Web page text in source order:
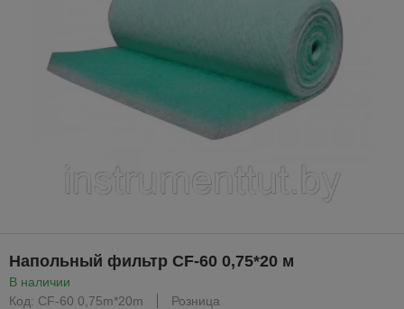
Напольный фильтр CF-60 0,75*20 м
В наличии
Код: CF-60 0,75m*20m
Розница